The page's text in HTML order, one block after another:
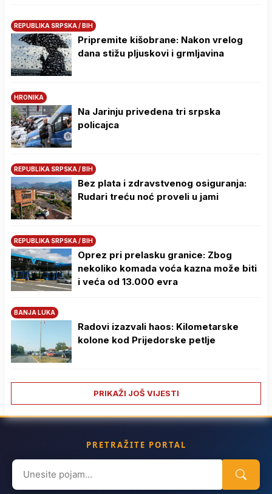
REPUBLIKA SRPSKA / BIH
Pripremite kišobrane: Nakon vrelog
dana stižu pljuskovi i grmljavina
HRONIKA
Na Јarinju privedena tri srpska
policajca
REPUBLIKA SRPSKA / BIH
Bez plata i zdravstvenog osiguranja:
Rudari treću noć proveli u jami
REPUBLIKA SRPSKA / BIH
Oprez pri prelasku granice: Zbog
nekoliko komada voća kazna može biti
i veća od 13.000 evra
BANJA LUKA
Radovi izazvali haos: Kilometarske
kolone kod Prijedorske petlje
PRIKAŽI JOŠ VIJESTI
PRETRAŽITE PORTAL
Search
for: